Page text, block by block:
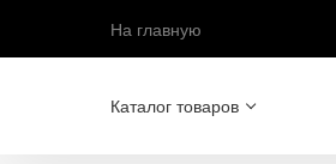
На главную
Каталог товаров